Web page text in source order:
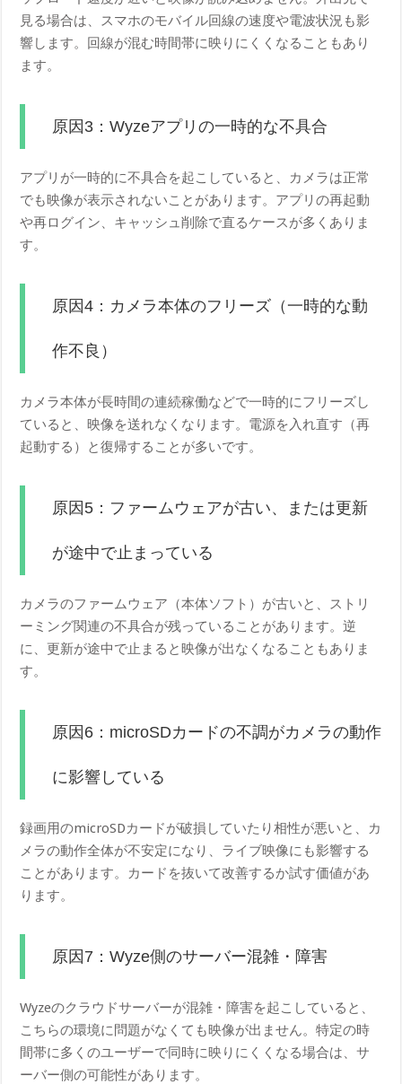
見る場合は、スマホのモバイル回線の速度や電波状況も影
響します。回線が混む時間帯に映りにくくなることもあり
ます。
原因3：Wyzeアプリの一時的な不具合
アプリが一時的に不具合を起こしていると、カメラは正常
でも映像が表示されないことがあります。アプリの再起動
や再ログイン、キャッシュ削除で直るケースが多くありま
す。
原因4：カメラ本体のフリーズ（一時的な動
作不良）
カメラ本体が長時間の連続稼働などで一時的にフリーズし
ていると、映像を送れなくなります。電源を入れ直す（再
起動する）と復帰することが多いです。
原因5：ファームウェアが古い、または更新
が途中で止まっている
カメラのファームウェア（本体ソフト）が古いと、ストリ
ーミング関連の不具合が残っていることがあります。逆
に、更新が途中で止まると映像が出なくなることもありま
す。
原因6：microSDカードの不調がカメラの動作
に影響している
録画用のmicroSDカードが破損していたり相性が悪いと、カ
メラの動作全体が不安定になり、ライブ映像にも影響する
ことがあります。カードを抜いて改善するか試す価値があ
ります。
原因7：Wyze側のサーバー混雑・障害
Wyzeのクラウドサーバーが混雑・障害を起こしていると、
こちらの環境に問題がなくても映像が出ません。特定の時
間帯に多くのユーザーで同時に映りにくくなる場合は、サ
ーバー側の可能性があります。